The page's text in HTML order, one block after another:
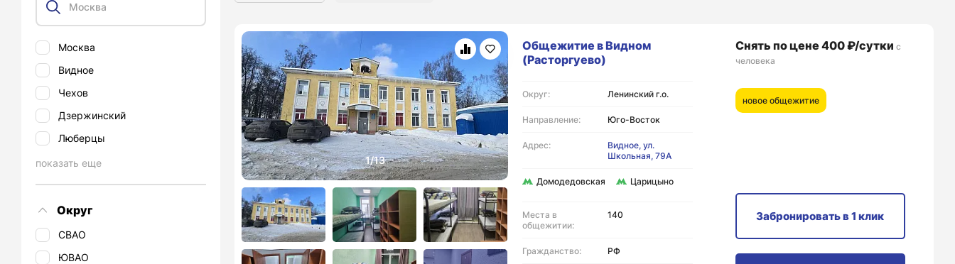
Москва
Видное
Чехов
Дзержинский
Люберцы
показать еще
Округ
СВАО
ЮВАО
Общежитие в Видном
(Расторгуево)
Округ: Ленинский г.о.
Направление: Юго-Восток
Адрес:
Видное, ул.
Школьная, 79А
Домодедовская Царицыно
Места в
общежитии:
140
Гражданство: РФ
Снять по цене 400 ₽/сутки с
человека
новое общежитие
Забронироватьв 1 клик